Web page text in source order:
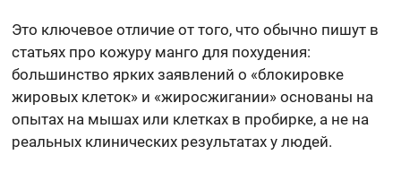
Это ключевое отличие от того, что обычно пишут в
статьях про кожуру манго для похудения:
большинство ярких заявлений о «блокировке
жировых клеток» и «жиросжигании» основаны на
опытах на мышах или клетках в пробирке, а не на
реальных клинических результатах у людей.